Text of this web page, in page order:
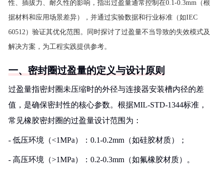
性、插拔力、耐久性的影响，指出过盈量通常控制在0.1-0.3mm（根
据材料和应用场景差异），并通过实验数据和行业标准（如IEC
60512）验证其优化范围。同时探讨了过盈量不当导致的失效模式及
解决方案，为工程实践提供参考。
一、密封圈过盈量的定义与设计原则
过盈量指密封圈未压缩时的外径与连接器安装槽内径的差
值，是确保密封性的核心参数。根据MIL-STD-1344标准，
常见橡胶密封圈的过盈量设计范围为：
- 低压环境（<1MPa）：0.1-0.2mm（如硅胶材质）；
- 高压环境（>1MPa）：0.2-0.3mm（如氟橡胶材质）。